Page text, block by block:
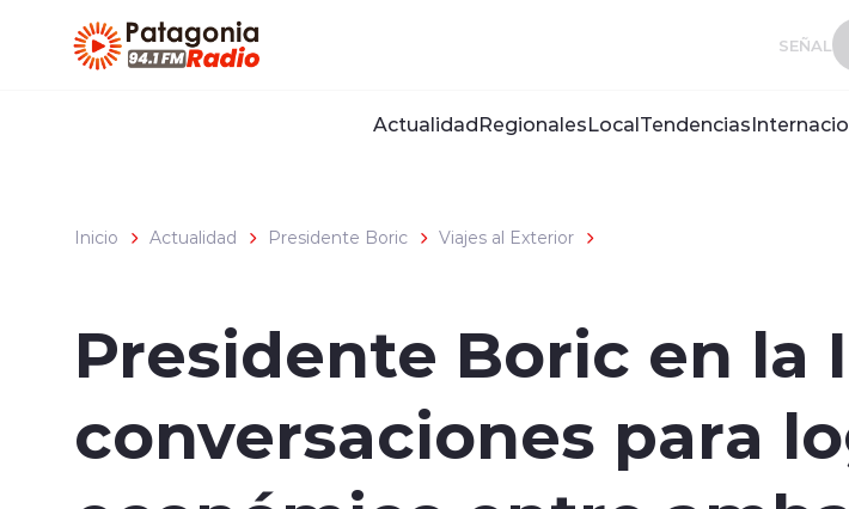
SEÑAL
ActualidadRegionalesLocalTendencias
Inicio Actualidad Presidente Boric Viajes al Exterior
Presidente Boric en la
conversaciones para